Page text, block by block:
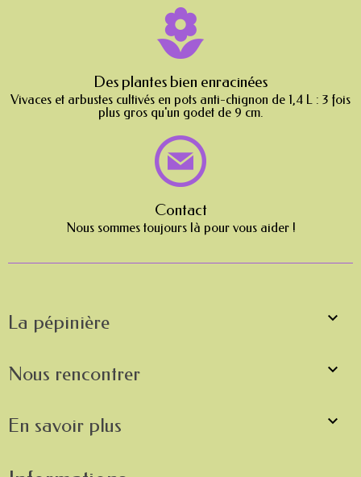
Des plantes bien enracinées
Vivaces et arbustes cultivés en pots anti-chignon de 1,4 L : 3 fois
plus gros qu'un godet de 9 cm.
Contact
Nous sommes toujours là pour vous aider !
La pépinière 
Nous rencontrer 
En savoir plus 